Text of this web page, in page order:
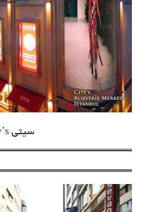
سیتی City’s